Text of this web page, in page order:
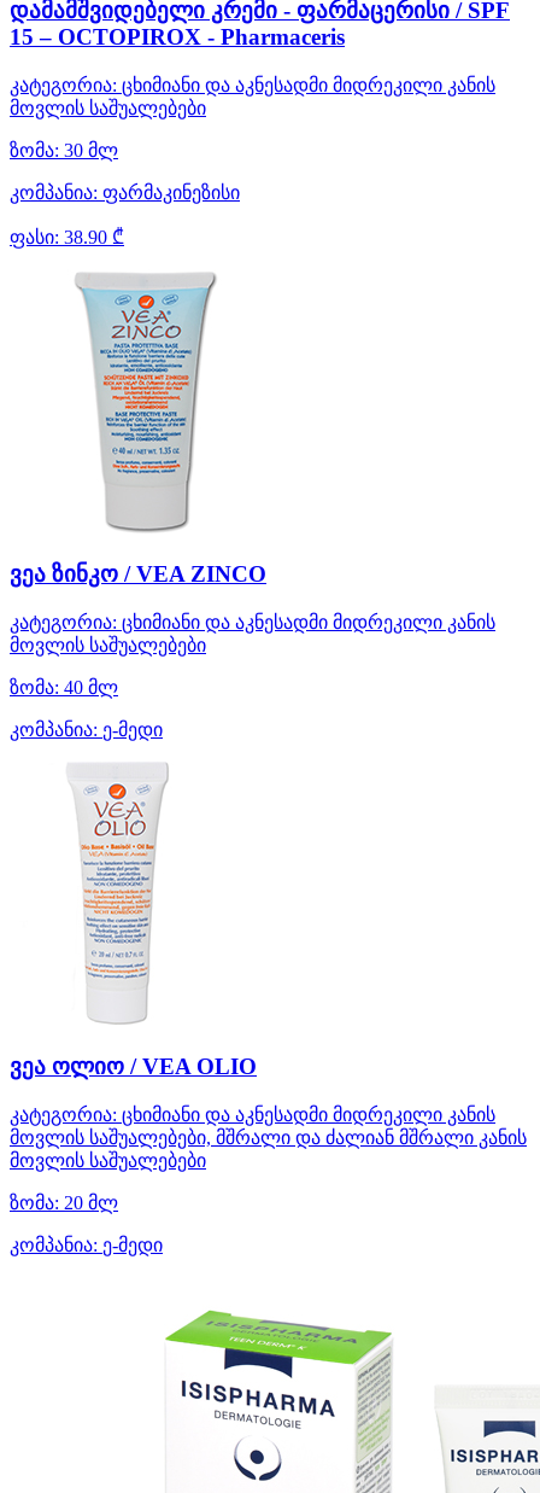
დამამშვიდებელი კრემი - ფარმაცერისი / SPF
15 – OCTOPIROX - Pharmaceris
კატეგორია: ცხიმიანი და აკნესადმი მიდრეკილი კანის
მოვლის საშუალებები
ზომა: 30 მლ
კომპანია: ფარმაკინეზისი
ფასი: 38.90 ₾
ვეა ზინკო / VEA ZINCO
კატეგორია: ცხიმიანი და აკნესადმი მიდრეკილი კანის
მოვლის საშუალებები
ზომა: 40 მლ
კომპანია: ე-მედი
ვეა ოლიო / VEA OLIO
კატეგორია: ცხიმიანი და აკნესადმი მიდრეკილი კანის
მოვლის საშუალებები, მშრალი და ძალიან მშრალი კანის
მოვლის საშუალებები
ზომა: 20 მლ
კომპანია: ე-მედი